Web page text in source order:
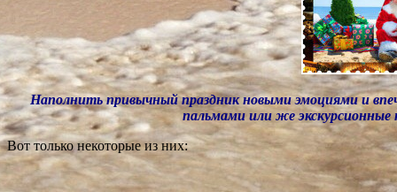
Наполнить привычный праздник новыми эмоциями и
пальмами или же
Вот только некоторые из них: